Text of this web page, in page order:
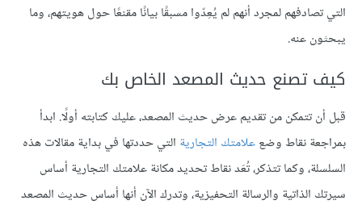
التي تصادفهم لمجرد أنهم لم يُعِدّوا مسبقًا بيانًا مقنعًا حول هويتهم، وما
يبحثون عنه.
كيف تصنع حديث المصعد الخاص بك
قبل أن تتمكن من تقديم عرض حديث المصعد، عليك كتابته أولًا. ابدأ
بمراجعة نقاط وضععلامتك التجارية التي حددتها في بداية مقالات هذه
السلسلة، وكما تتذكر، تُعَد نقاط تحديد مكانة علامتك التجارية أساس
سيرتك الذاتية والرسالة التحفيزية، وتدرك الآن أنها أساس حديث المصعد